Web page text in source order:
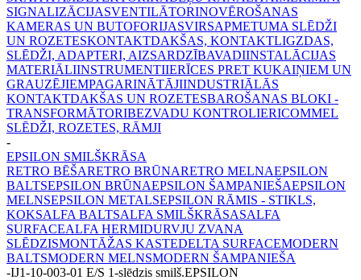
SIGNALIZĀCIJASVENTILĀTORINOVĒROŠANAS
KAMERAS UN BUTOFORIJASVIRSAPMETUMA SLĒDŽI
UN ROZETESKONTAKTDAKŠAS, KONTAKTLIGZDAS,
SLĒDŽI, ADAPTERI, AIZSARDZĪBAVADIINSTALĀCIJAS
MATERIĀLIINSTRUMENTIIERĪCES PRET KUKAIŅIEM UN
GRAUZĒJIEMPAGARINĀTĀJIINDUSTRIĀLĀS
KONTAKTDAKŠAS UN ROZETESBAROŠANAS BLOKI -
TRANSFORMĀTORIBEZVADU KONTROLIERICOMMEL
SLĒDŽI, ROZETES, RĀMJI
-
EPSILON SMILŠKRĀSA
RETRO BĒŠARETRO BRŪNARETRO MELNAEPSILON
BALTSEPSILON BRŪNAEPSILON ŠAMPANIEŠAEPSILON
MELNSEPSILON METALSEPSILON RĀMIS - STIKLS,
KOKSALFA BALTSALFA SMILŠKRĀSASALFA
SURFACEALFA HERMIDURVJU ZVANA
SLĒDZISMONTĀŽAS KASTEDELTA SURFACEMODERN
BALTSMODERN MELNSMODERN ŠAMPANIEŠA
-IJ1-10-003-01 E/S 1-slēdzis smilš.EPSILON